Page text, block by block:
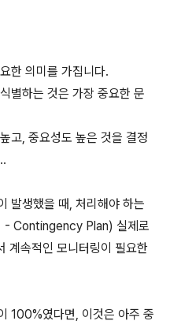
한 의미를 가집니다.
별하는 것은 가장 중요한 문
고, 중요성도 높은 것을 결정
발생했을 때, 처리해야 하는
- Contingency Plan) 실제로
계속적인 모니터링이 필요한
100%였다면, 이것은 아주 중